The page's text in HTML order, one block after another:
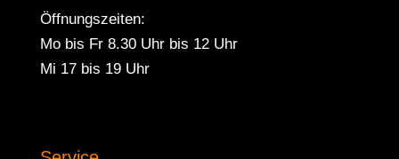
Öffnungszeiten:
Mo bis Fr 8.30 Uhr bis 12 Uhr
Mi 17 bis 19 Uhr